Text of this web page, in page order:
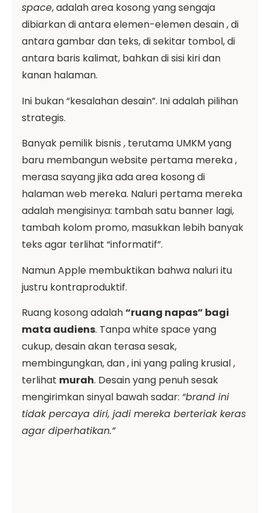
space, adalah area kosong yang sengaja
dibiarkan di antara elemen-elemen desain , di
antara gambar dan teks, di sekitar tombol, di
antara baris kalimat, bahkan di sisi kiri dan
kanan halaman.
Ini bukan “kesalahan desain”. Ini adalah pilihan
strategis.
Banyak pemilik bisnis , terutama UMKM yang
baru membangun website pertama mereka ,
merasa sayang jika ada area kosong di
halaman web mereka. Naluri pertama mereka
adalah mengisinya: tambah satu banner lagi,
tambah kolom promo, masukkan lebih banyak
teks agar terlihat “informatif”.
Namun Apple membuktikan bahwa naluri itu
justru kontraproduktif.
Ruang kosong adalah“ruang napas” bagi
mata audiens. Tanpa white space yang
cukup, desain akan terasa sesak,
membingungkan, dan , ini yang paling krusial ,
terlihat murah. Desain yang penuh sesak
mengirimkan sinyal bawah sadar: “brand ini
tidak percaya diri, jadi mereka berteriak keras
agar diperhatikan.”